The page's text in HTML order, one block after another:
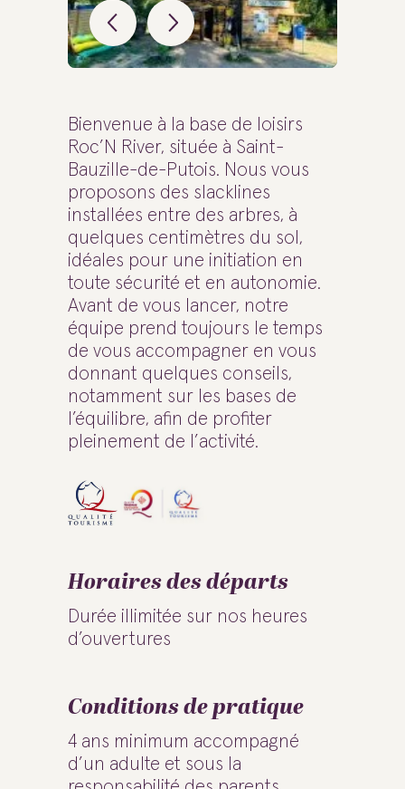
Bienvenue à la base de loisirs
Roc’N River, située à Saint-
Bauzille-de-Putois. Nous vous
proposons des slacklines
installées entre des arbres, à
quelques centimètres du sol,
idéales pour une initiation en
toute sécurité et en autonomie.
Avant de vous lancer, notre
équipe prend toujours le temps
de vous accompagner en vous
donnant quelques conseils,
notamment sur les bases de
l’équilibre, afin de profiter
pleinement de l’activité.
Horaires des départs
Durée illimitée sur nos heures
d’ouvertures
Conditions de pratique
4 ans minimum accompagné
d’un adulte et sous la